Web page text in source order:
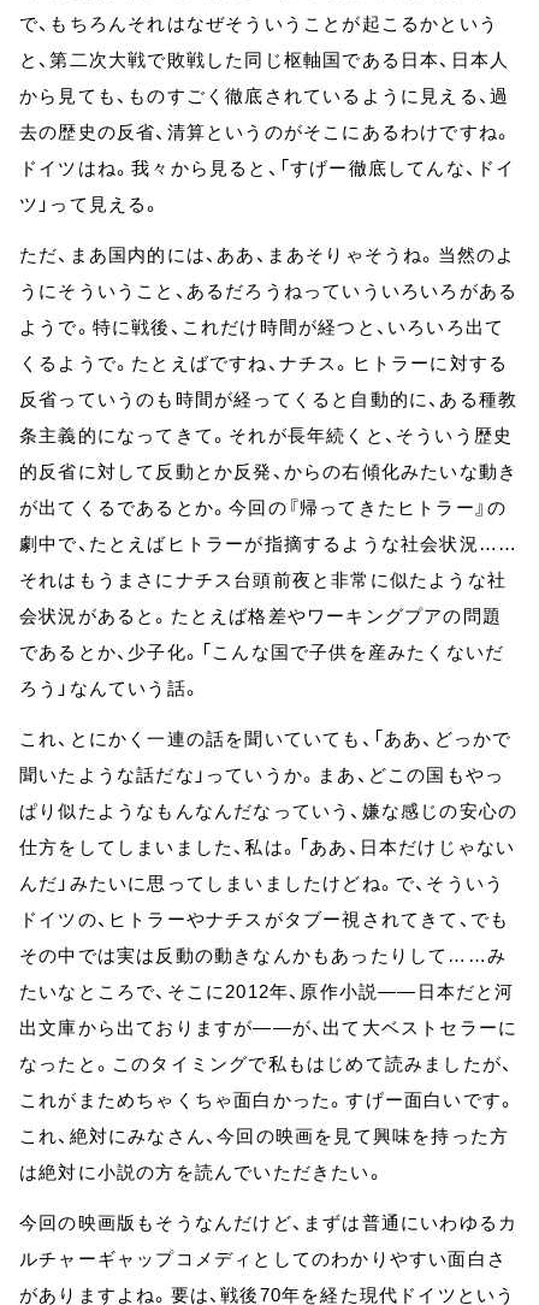
で、もちろんそれはなぜそういうことが起こるかという
と、第二次大戦で敗戦した同じ枢軸国である日本、日本人
から見ても、ものすごく徹底されているように見える、過
去の歴史の反省、清算というのがそこにあるわけですね。
ドイツはね。我々から見ると、「すげー徹底してんな、ドイ
ツ」って見える。
ただ、まあ国内的には、ああ、まあそりゃそうね。当然のよ
うにそういうこと、あるだろうねっていういろいろがある
ようで。特に戦後、これだけ時間が経つと、いろいろ出て
くるようで。たとえばですね、ナチス。ヒトラーに対する
反省っていうのも時間が経ってくると自動的に、ある種教
条主義的になってきて。それが長年続くと、そういう歴史
的反省に対して反動とか反発、からの右傾化みたいな動き
が出てくるであるとか。今回の『帰ってきたヒトラー』の
劇中で、たとえばヒトラーが指摘するような社会状況……
それはもうまさにナチス台頭前夜と非常に似たような社
会状況があると。たとえば格差やワーキングプアの問題
であるとか、少子化。「こんな国で子供を産みたくないだ
ろう」なんていう話。
これ、とにかく一連の話を聞いていても、「ああ、どっかで
聞いたような話だな」っていうか。まあ、どこの国もやっ
ぱり似たようなもんなんだなっていう、嫌な感じの安心の
仕方をしてしまいました、私は。「ああ、日本だけじゃない
んだ」みたいに思ってしまいましたけどね。で、そういう
ドイツの、ヒトラーやナチスがタブー視されてきて、でも
その中では実は反動の動きなんかもあったりして……み
たいなところで、そこに2012年、原作小説——日本だと河
出文庫から出ておりますが——が、出て大ベストセラーに
なったと。このタイミングで私もはじめて読みましたが、
これがまためちゃくちゃ面白かった。すげー面白いです。
これ、絶対にみなさん、今回の映画を見て興味を持った方
は絶対に小説の方を読んでいただきたい。
今回の映画版もそうなんだけど、まずは普通にいわゆるカ
ルチャーギャップコメディとしてのわかりやすい面白さ
がありますよね。要は、戦後70年を経た現代ドイツという